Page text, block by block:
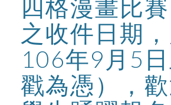
四格漫畫比
之收件日期
106年9月5
戳為憑），